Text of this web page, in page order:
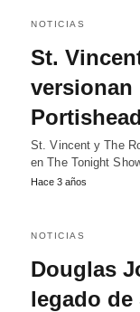
NOTICIAS
St.
versionan
Portishead
St. Vincent y The
en The Tonight
Hace 3 años
NOTICIAS
Douglas
legado de